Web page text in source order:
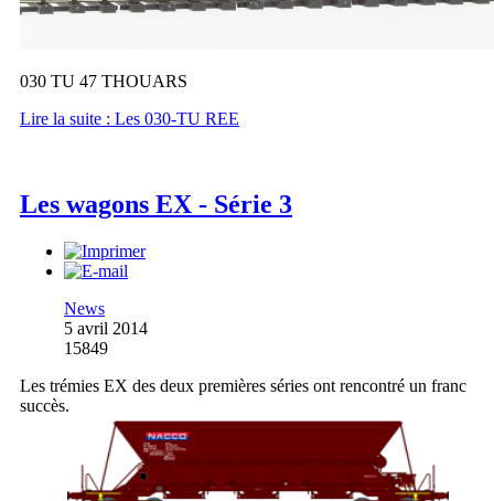
030 TU 47 THOUARS
Lire la suite : Les 030-TU REE
Les wagons EX - Série 3
News
5 avril 2014
15849
Les trémies EX des deux premières séries ont rencontré un franc
succès.